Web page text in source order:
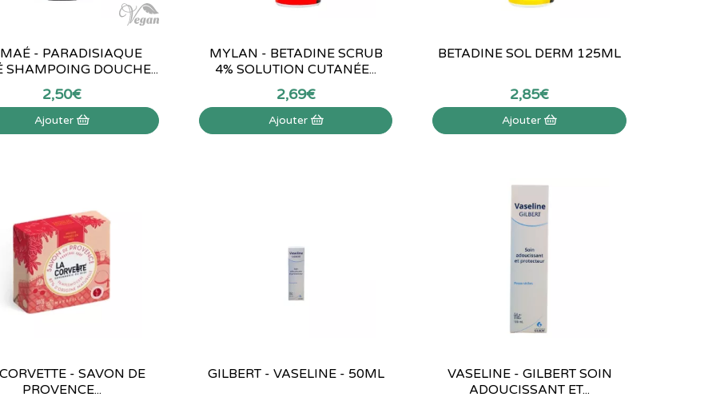
- PARADISIAQUE
SHAMPOING DOUCHE...
2,50€
Ajouter
MYLAN - BETADINE SCRUB
4% SOLUTION CUTANÉE...
2,69€
Ajouter
BETADINE SOL DERM 125ML
2,85€
Ajouter
- SAVON DE
PROVENCE...
GILBERT - VASELINE - 50ML
VASELINE - GILBERT SOIN
ADOUCISSANT ET...